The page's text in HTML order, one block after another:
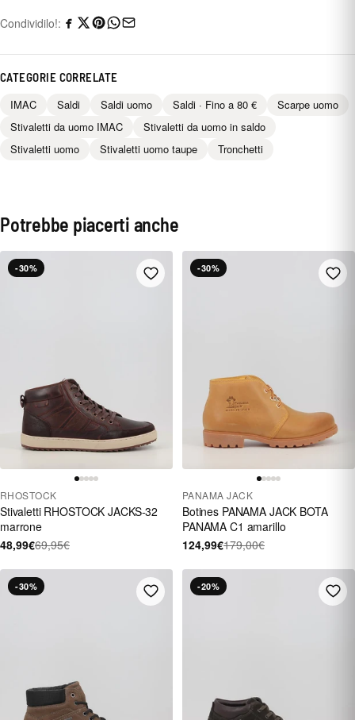
Condividilo!:
CATEGORIE CORRELATE
IMAC Saldi Saldi uomo Saldi · Fino a 80 €
Scarpe uomo
Stivaletti da uomo IMAC
Stivaletti da uomo in saldo
Stivaletti uomo
Stivaletti uomo taupe Tronchetti
Potrebbe piacerti anche
-30%
RHOSTOCK
Stivaletti RHOSTOCK JACKS-32
marrone
48,99€69,95€
-30%
PANAMA JACK
Botines PANAMA JACK BOTA
PANAMA C1 amarillo
124,99€179,00€
-30% -20%